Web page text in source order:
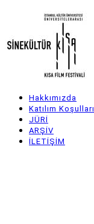
content
Main
navigation
Hakkımızda
Katılım Koşulları
JÜRİ
ARŞİV
İLETİŞİM